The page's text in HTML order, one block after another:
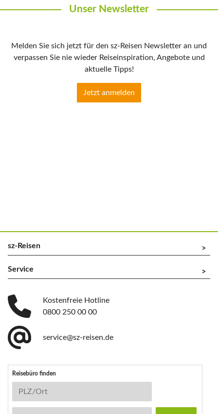
Unser Newsletter
Melden Sie sich jetzt für den sz-Reisen Newsletter an und
verpassen Sie nie wieder Reiseinspiration, Angebote und
aktuelle Tipps!
Jetzt anmelden
sz-Reisen ^
Service ^
Kostenfreie Hotline
0800 250 00 00
service@sz-reisen.de
Reisebüro finden
Reisebüro-Suche
PLZ/Ort